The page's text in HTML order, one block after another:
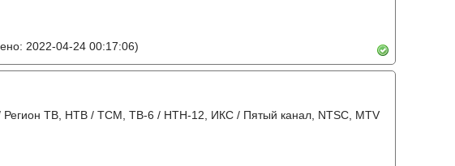
2022-04-24 00:17:06)
ТВ, НТВ / ТСМ, ТВ-6 / НТН-12, ИКС / Пятый канал, NTSC, MTV